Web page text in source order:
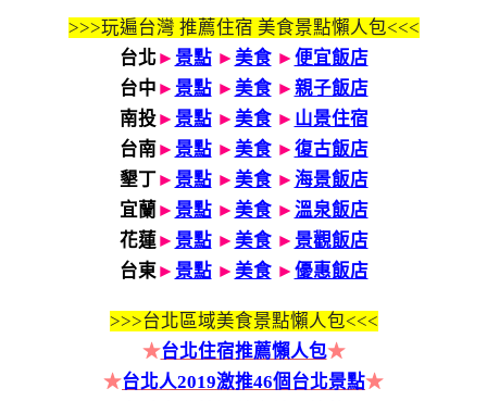
>>>玩遍台灣 推薦住宿 美食景點懶人包<<<
台北 ► 景點 ► 美食► 便宜飯店
台中 ► 景點 ► 美食► 親子飯店
南投► 景點 ► 美食► 山景住宿
台南► 景點 ► 美食► 復古飯店
墾丁► 景點 ► 美食► 海景飯店
宜蘭 ► 景點 ► 美食► 溫泉飯店
花蓮► 景點 ► 美食► 景觀飯店
台東► 景點 ► 美食► 優惠飯店
>>>台北區域美食景點懶人包<<<
★台北住宿推薦懶人包★
★台北人2019激推46個台北景點★